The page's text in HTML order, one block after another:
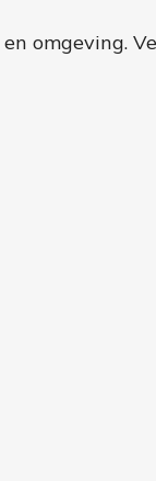
en omgeving.